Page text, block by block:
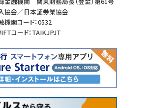
協会／日本証券業協会
機関コード：0532
コード：TAIKJPJT